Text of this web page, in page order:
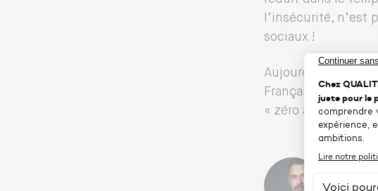
l’insécurité,
sociaux !
Aujourd’hui, on
Français, alors
« zéro